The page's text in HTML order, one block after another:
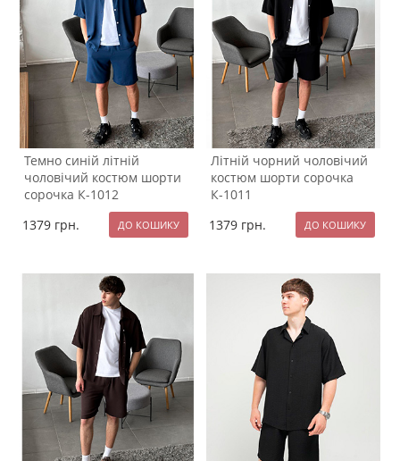
Темно синій літній
чоловічий костюм шорти
сорочка К-1012
1379 грн.
Літній чорний чоловічий
костюм шорти сорочка
К-1011
1379 грн.